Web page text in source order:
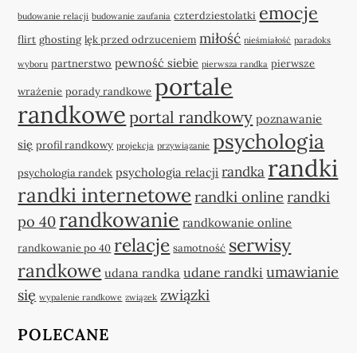
budowanie relacji budowanie zaufania czterdziestolatki emocje
flirt ghosting lęk przed odrzuceniem miłość nieśmiałość paradoks
wyboru partnerstwo pewność siebie pierwsza randka pierwsze
wrażenie porady randkowe portale
randkowe portal randkowy poznawanie
się profil randkowy projekcja przywiązanie psychologia
psychologia randek psychologia relacji randka randki
randki internetowe randki online randki
po 40 randkowanie randkowanie online
randkowanie po 40 relacje samotność serwisy
randkowe udana randka udane randki umawianie
się wypalenie randkowe związek związki
POLECANE